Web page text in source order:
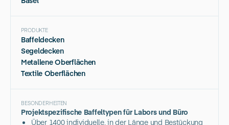
PRODUKTE
Baffeldecken
Segeldecken
Metallene Oberflächen
Textile Oberflächen
BESONDERHEITEN
Projektspezifische Baffeltypen für Labors und Büro
Über 1400 individuelle, in der Länge und Bestückung